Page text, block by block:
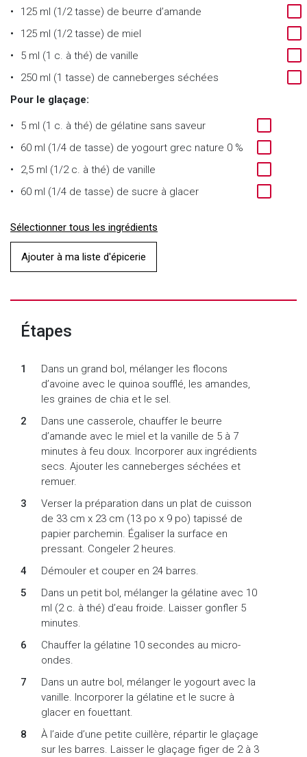
125 ml (1/2 tasse) de beurre d’amande
125 ml (1/2 tasse) de miel
5 ml (1 c. à thé) de vanille
250 ml (1 tasse) de canneberges séchées
Pour le glaçage:
5 ml (1 c. à thé) de gélatine sans saveur
60 ml (1/4 de tasse) de yogourt grec nature 0 %
2,5 ml (1/2 c. à thé) de vanille
60 ml (1/4 de tasse) de sucre à glacer
Sélectionner tous les ingrédients
Ajouter à ma liste d'épicerie
Étapes
Dans un grand bol, mélanger les flocons
d’avoine avec le quinoa soufflé, les amandes,
les graines de chia et le sel.
Dans une casserole, chauffer le beurre
d’amande avec le miel et la vanille de 5 à 7
minutes à feu doux. Incorporer aux ingrédients
secs. Ajouter les canneberges séchées et
remuer.
Verser la préparation dans un plat de cuisson
de 33 cm x 23 cm (13 po x 9 po) tapissé de
papier parchemin. Égaliser la surface en
pressant. Congeler 2 heures.
Démouler et couper en 24 barres.
Dans un petit bol, mélanger la gélatine avec 10
ml (2 c. à thé) d’eau froide. Laisser gonfler 5
minutes.
Chauffer la gélatine 10 secondes au micro-
ondes.
Dans un autre bol, mélanger le yogourt avec la
vanille. Incorporer la gélatine et le sucre à
glacer en fouettant.
À l’aide d’une petite cuillère, répartir le glaçage
sur les barres. Laisser le glaçage figer de 2 à 3